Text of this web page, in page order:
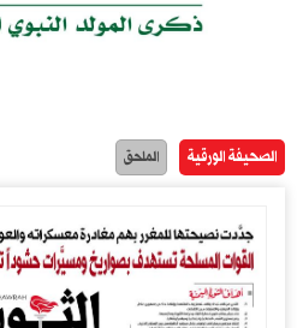
الصحيفة الورقية الملحق